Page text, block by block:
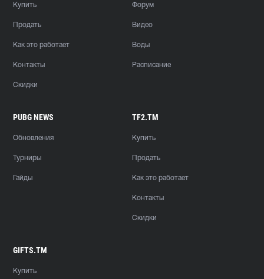
Купить
Продать
Как это работает
Контакты
Скидки
Форум
Видео
Воды
Расписание
PUBG NEWS
Обновления
Турниры
Гайды
TF2.TM
Купить
Продать
Как это работает
Контакты
Скидки
GIFTS.TM
Купить